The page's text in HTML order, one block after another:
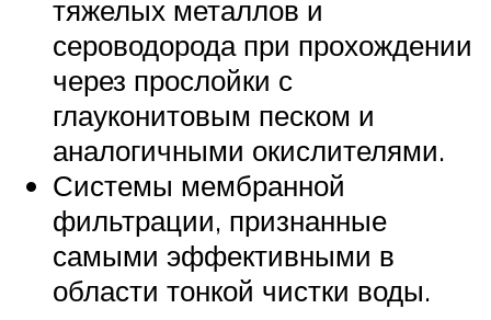
тяжелых металлов и
сероводорода при прохождении
через прослойки с
глауконитовым песком и
аналогичными окислителями.
Системы мембранной
фильтрации, признанные
самыми эффективными в
области тонкой чистки воды.